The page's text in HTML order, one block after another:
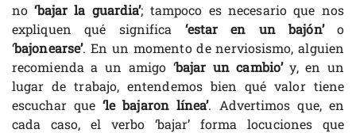
no‘bajar la guardia’; tampoco es necesario que nos
expliquen qué significa ‘estar en un bajón’o
‘bajonearse’. En un momento de nerviosismo, alguien
recomienda a un amigo ‘bajar un cambio’y, en un
lugar de trabajo, entendemos bien qué valor tiene
escuchar que ‘le bajaron línea’. Advertimos que, en
cada caso, el verbo ‘bajar’ forma locuciones que